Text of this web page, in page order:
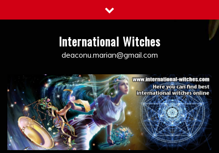
to
International Witches
deaconu.marian@gmail.com